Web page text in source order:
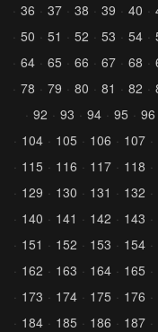
36
37 38 39 40
50
51 52 53 54
64
65 66 67 68
78
79 80 81 82
92
93 94 95 96
104
105 106 107
115
116 117 118
129
130 131 132
140
141 142 143
151
152 153 154
162
163 164 165
173
174 175 176
184
185 186 187